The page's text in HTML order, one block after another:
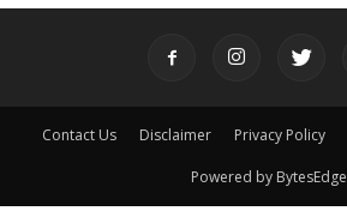
Contact Us Disclaimer Privacy Policy
Powered by BytesEdge